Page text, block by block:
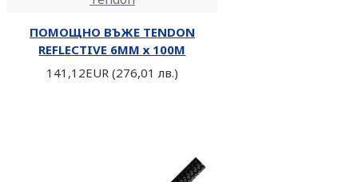
AED / Ресусцитация
Чанти за парамедици
ПОМОЩНО ВЪЖЕ TENDON
REFLECTIVE 6MM х 100М
141,12EUR (276,01 лв.)